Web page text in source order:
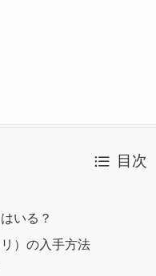
目次
いる？
）の入手方法